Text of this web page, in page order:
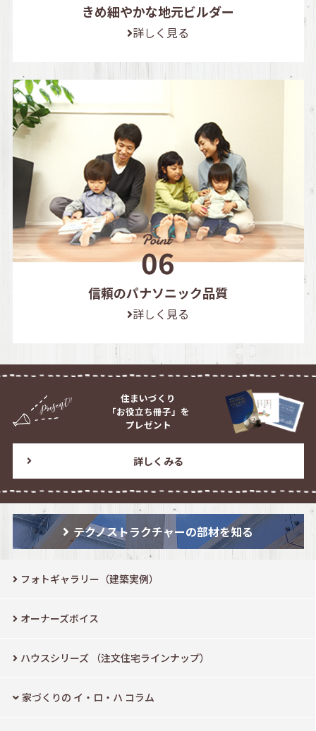
きめ細やかな地元ビルダー
詳しく見る
信頼のパナソニック品質
詳しく見る
住まいづくり
「お役立ち冊子」を
プレゼント
詳しくみる
テクノストラクチャーの部材を知る
フォトギャラリー（建築実例）
オーナーズボイス
ハウスシリーズ （注文住宅ラインナップ）
家づくりの イ・ロ・ハ コラム